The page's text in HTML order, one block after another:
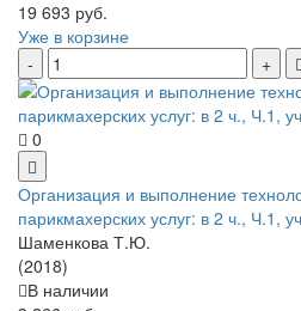
19 693 руб.
Уже в корзине
0
Организация и выполнение
парикмахерских услуг: в 2 ч., Ч.1,
Шаменкова Т.Ю.
(2018)
В наличии